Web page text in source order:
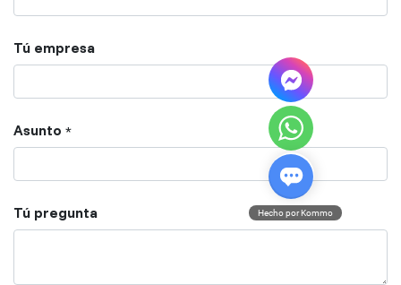
Tú empresa
Asunto *
Tú pregunta Hecho por Kommo